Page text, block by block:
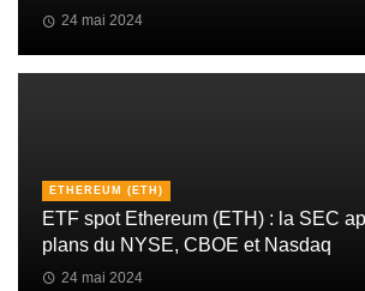
24 mai 2024
ETHEREUM (ETH)
ETF spot Ethereum (ETH) : la SEC
plans du NYSE, CBOE et Nasdaq
24 mai 2024